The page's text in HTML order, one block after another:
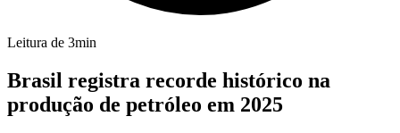
Leitura de 3min
Brasil registra recorde histórico na
produção de petróleo em 2025